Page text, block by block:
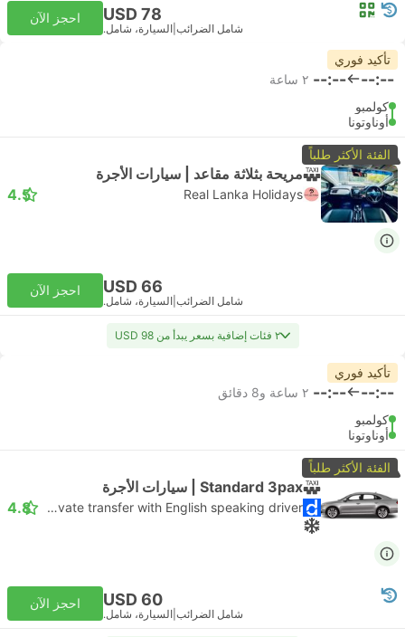
USD 78
شامل الضرائب السيارة، شامل.
احجز الآن
تأكيد فوري
--:--
--:-- ٢ ساعة
كولمبو
أوناوتونا
الفئة الأكثر طلباً
مريحة بثلاثة مقاعد | سيارات الأجرة
Real Lanka Holidays
4.5
USD 66
شامل الضرائب السيارة، شامل.
احجز الآن
٢ فئات إضافية بسعر يبدأ من USD 98
تأكيد فوري
--:--
--:-- ٢ ساعة و‫8 دقائق
كولمبو
أوناوتونا
الفئة الأكثر طلباً
Standard 3pax | سيارات الأجرة
Daytrip private transfer with English speaking driver
4.8
USD 60
شامل الضرائب السيارة، شامل.
احجز الآن